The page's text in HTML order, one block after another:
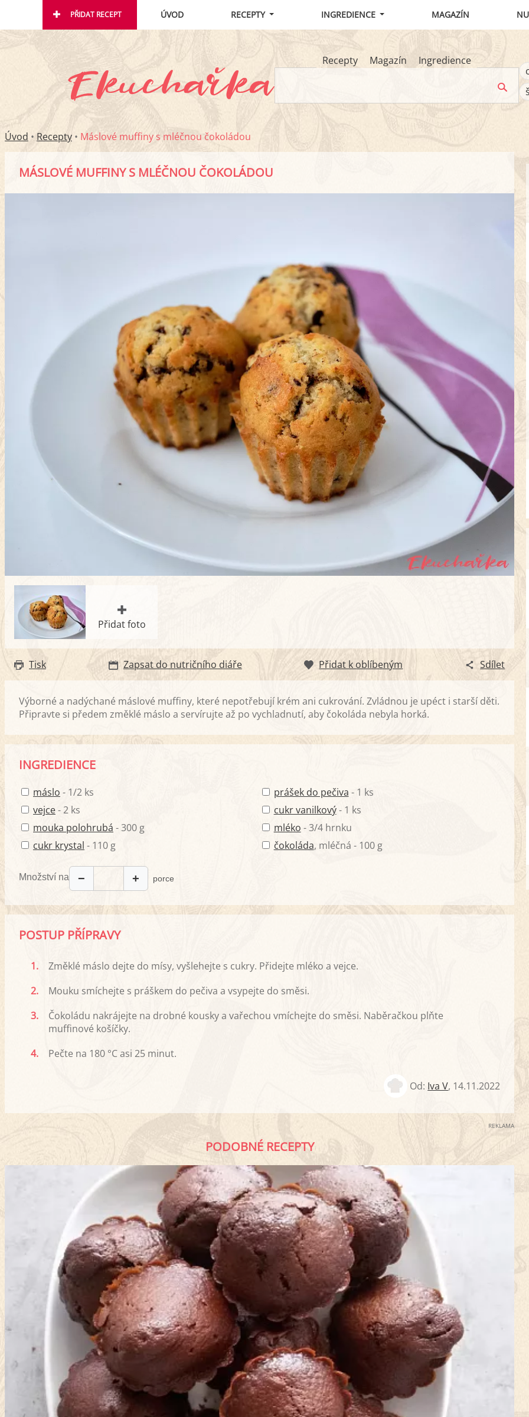
PŘIDAT RECEPT ÚVOD RECEPTY INGREDIENCE MAGAZÍN
Recepty Magazín
Ingredience
Úvod • Recepty • Máslové muffiny s mléčnou čokoládou
MÁSLOVÉ MUFFINY S MLÉČNOU ČOKOLÁDOU
Přidat foto
Tisk Zapsat do nutričního diáře Přidat k oblíbeným Sdílet
Výborné a nadýchané máslové muffiny, které nepotřebují krém ani cukrování. Zvládnou je upéct i starší děti.
Připravte si předem změklé máslo a servírujte až po vychladnutí, aby čokoláda nebyla horká.
INGREDIENCE
máslo - 1/2 ks
vejce- 2 ks
mouka polohrubá - 300 g
cukr krystal - 110 g
prášek do pečiva - 1 ks
cukr vanilkový- 1 ks
mléko - 3/4 hrnku
čokoláda, mléčná - 100 g
Množství na − + porce
POSTUP PŘÍPRAVY
1.
Změklé máslo dejte do mísy, vyšlehejte s cukry. Přidejte mléko a vejce.
2.
Mouku smíchejte s práškem do pečiva a vsypejte do směsi.
3.
Čokoládu nakrájejte na drobné kousky a vařechou vmíchejte do směsi. Naběračkou plňte
muffinové košíčky.
4.
Pečte na 180 °C asi 25 minut.
Od: Iva V, 14.11.2022
REKLAMA
PODOBNÉ RECEPTY